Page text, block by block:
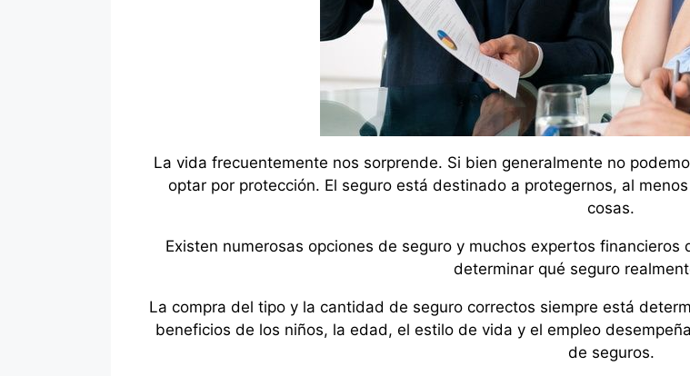
La vida frecuentemente nos sorprende. Si bien generalmente no
optar por protección. El seguro está destinado a protegernos, al
cosas.
Existen numerosas opciones de seguro y muchos expertos
determinar qué seguro
La compra del tipo y la cantidad de seguro correctos siempre está
beneficios de los niños, la edad, el estilo de vida y el empleo
de seguros.